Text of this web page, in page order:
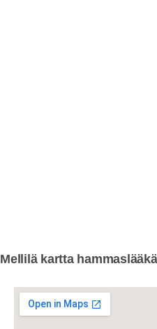
Mellilä kartta